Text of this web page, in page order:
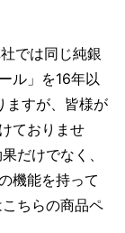
では同じ純銀
ル」を16年以
ますが、皆様が
ておりませ
だけでなく、
機能を持って
ちらの商品ペ